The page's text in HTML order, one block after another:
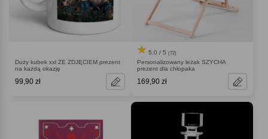
Duży kubek xxl ZE ZDJĘCIEM prezent
na każdą okazję
99,90 zł
5.0 / 5 (72)
Personalizowany leżak SZYCHA
prezent dla chłopaka
169,90 zł